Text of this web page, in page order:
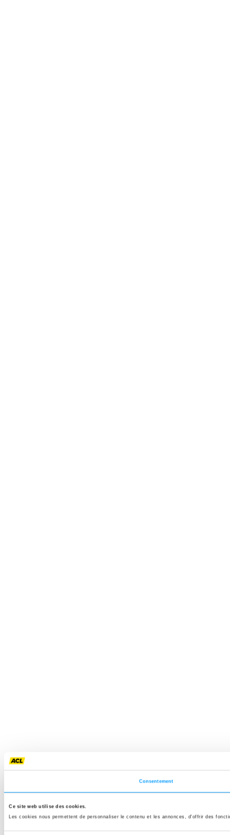
Consentement
Ce site web utilise des cookies.
Les cookies nous permettent de personnaliser le contenu et les annonces, d'offrir des